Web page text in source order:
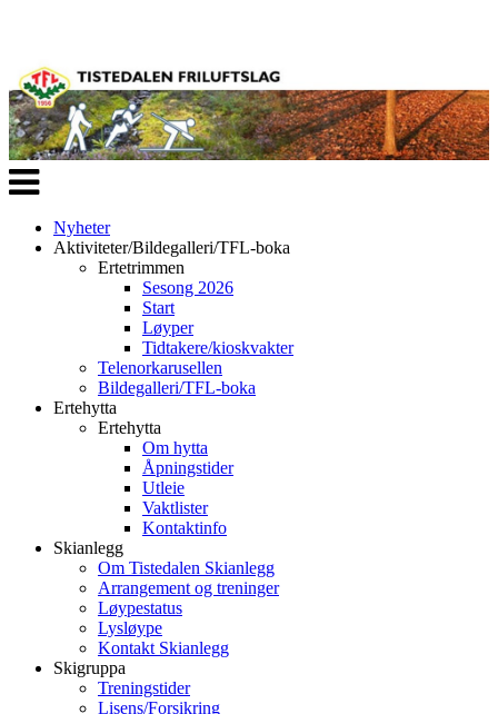
Veksle
navigasjon
Nyheter
Aktiviteter/Bildegalleri/TFL-boka
Ertetrimmen
Sesong 2026
Start
Løyper
Tidtakere/kioskvakter
Telenorkarusellen
Bildegalleri/TFL-boka
Ertehytta
Ertehytta
Om hytta
Åpningstider
Utleie
Vaktlister
Kontaktinfo
Skianlegg
Om Tistedalen Skianlegg
Arrangement og treninger
Løypestatus
Lysløype
Kontakt Skianlegg
Skigruppa
Treningstider
Lisens/Forsikring